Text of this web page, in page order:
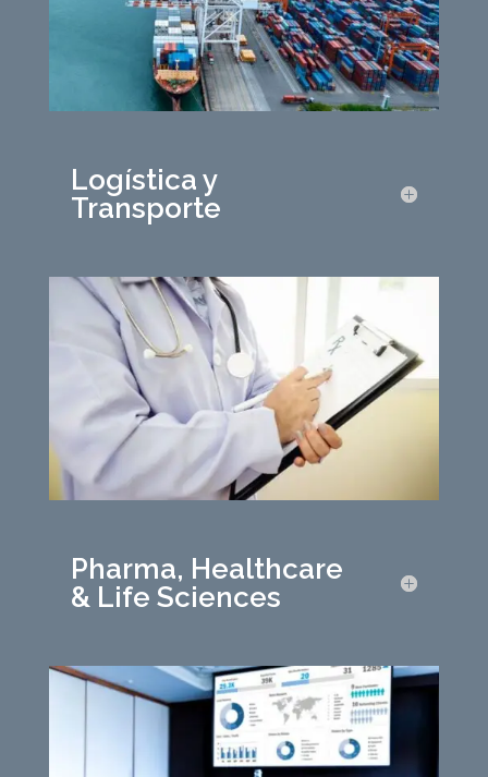
Logística y
Transporte
Pharma, Healthcare
& Life Sciences